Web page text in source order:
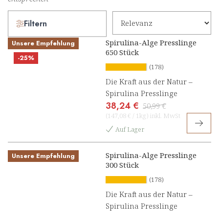
Filtern
Unsere Empfehlung
-25%
Spirulina-Alge Presslinge
650 Stück
(178)
Die Kraft aus der Natur –
Spirulina Presslinge
38,24 € 50,99 €
(147,08 € / 1kg) inkl. MwSt
Auf Lager
Unsere Empfehlung
Spirulina-Alge Presslinge
300 Stück
(178)
Die Kraft aus der Natur –
Spirulina Presslinge